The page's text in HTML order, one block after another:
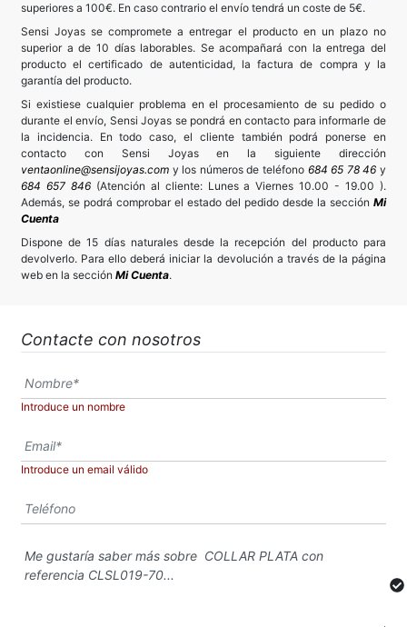
superiores a 100€. En caso contrario el envío tendrá un coste de 5€.
Sensi Joyas se compromete a entregar el producto en un plazo no
superior a de 10 días laborables. Se acompañará con la entrega del
producto el certificado de autenticidad, la factura de compra y la
garantía del producto.
Si existiese cualquier problema en el procesamiento de su pedido o
durante el envío, Sensi Joyas se pondrá en contacto para informarle de
la incidencia. En todo caso, el cliente también podrá ponerse en
contacto con Sensi Joyas en la siguiente dirección
ventaonline@sensijoyas.com y los números de teléfono 684 65 78 46 y
684 657 846(Atención al cliente: Lunes a Viernes 10.00 - 19.00 ).
Además, se podrá comprobar el estado del pedido desde la sección Mi
Cuenta
Dispone de 15 días naturales desde la recepción del producto para
devolverlo. Para ello deberá iniciar la devolución a través de la página
web en la sección Mi Cuenta.
Contacte con nosotros
Introduce un nombre
Introduce un email válido